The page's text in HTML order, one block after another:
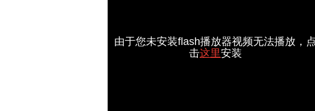
由于您未安装flash播放器视频无法播放，
击这里安装